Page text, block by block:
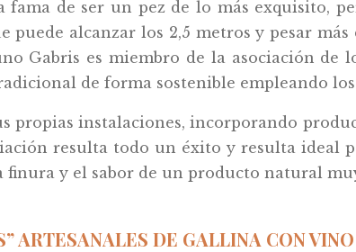
de ser un pez de lo más exquisito,
puede alcanzar los 2,5 metros y pesar
Gabris es miembro de la asociación de
de forma sostenible empleando
propias instalaciones, incorporando
resulta todo un éxito y resulta
finura y el sabor de un producto natural
ARTESANALES DE GALLINA CON